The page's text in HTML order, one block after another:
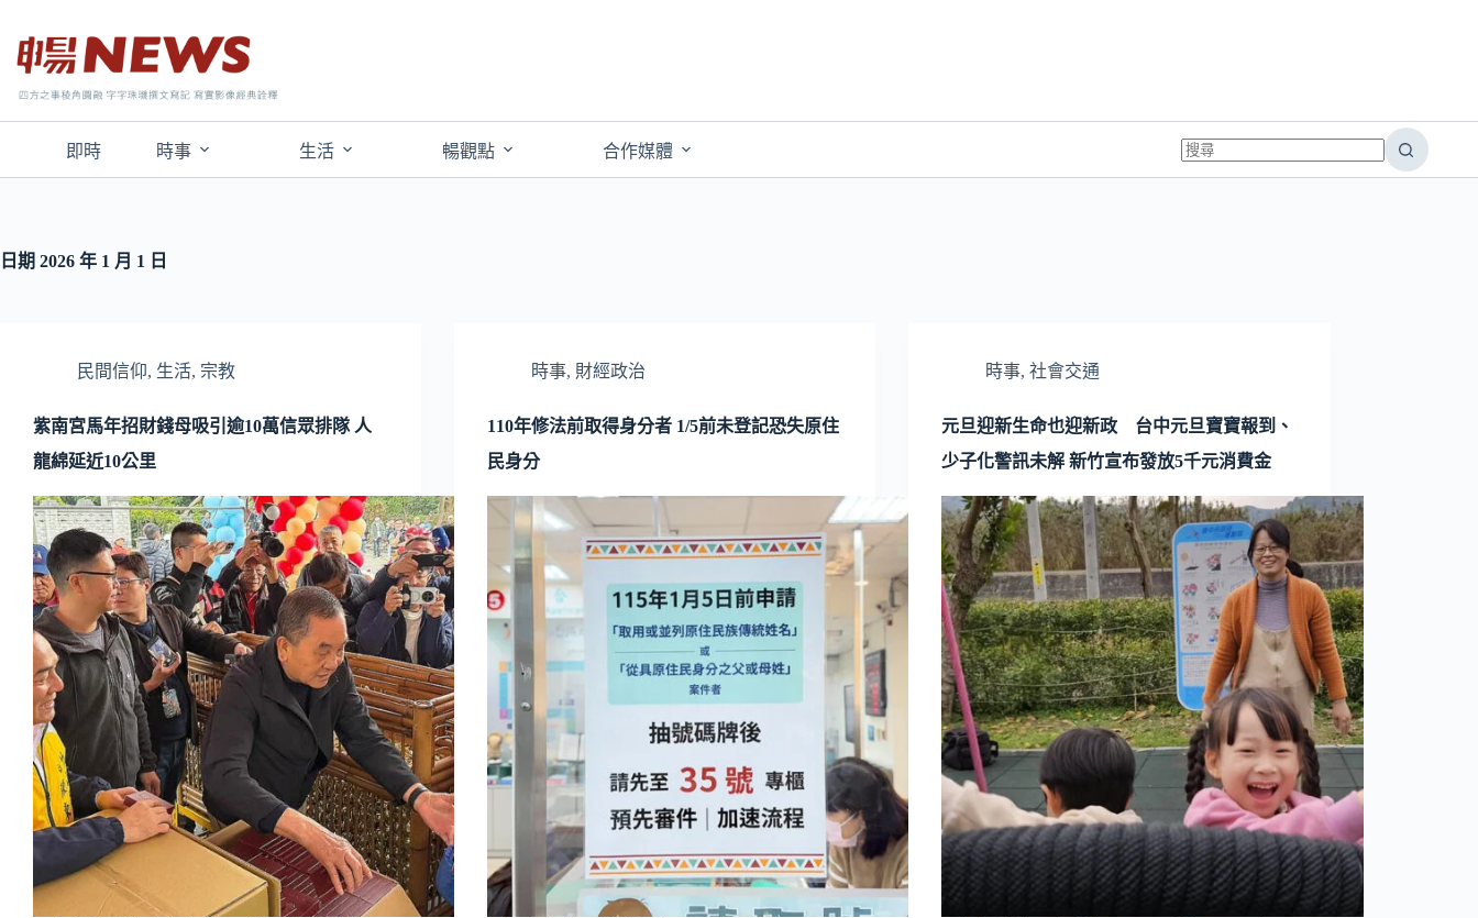
即時 時事 生活 暢觀點 合作媒體
日期 2026 年 1 月 1 日
民間信仰, 生活, 宗教
紫南宮馬年招財錢母吸引逾10萬信眾排隊 人
龍綿延近10公里
時事, 財經政治
110年修法前取得身分者 1/5前未登記恐失原住
民身分
時事,社會交通
元旦迎新生命也迎新政 台中元旦寶寶報到、
少子化警訊未解 新竹宣布發放5千元消費金